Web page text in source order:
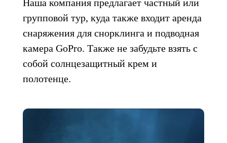
Наша компания предлагает частный или
групповой тур, куда также входит аренда
снаряжения для снорклинга и подводная
камера GoPro. Также не забудьте взять с
собой солнцезащитный крем и
полотенце.